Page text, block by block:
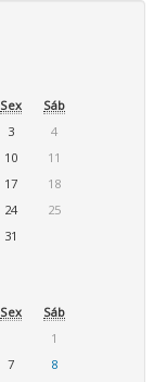
Sex
Sáb
3
4
10
11
17
18
24
25
31
Sex
Sáb
1
7
8